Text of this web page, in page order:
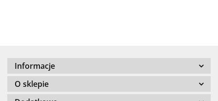
Informacje
O sklepie